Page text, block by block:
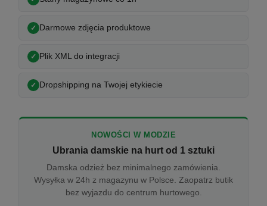
Darmowe zdjęcia produktowe
Plik XML do integracji
Dropshipping na Twojej etykiecie
NOWOŚCI W MODZIE
Ubrania damskie na hurt od 1 sztuki
Damska odzież bez minimalnego zamówienia.
Wysyłka w 24h z magazynu w Polsce. Zaopatrz butik
bez wyjazdu do centrum hurtowego.